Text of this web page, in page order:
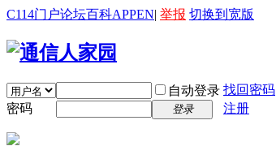
C114门户论坛百科APPEN| 举报 切换到宽版
自动登录 找回密码
密码
登录 注册